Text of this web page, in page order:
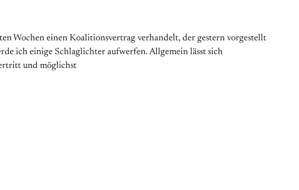
Wochen einen Koalitionsvertrag verhandelt, der gestern vorgestellt
ich einige Schlaglichter aufwerfen. Allgemein lässt sich
und möglichst